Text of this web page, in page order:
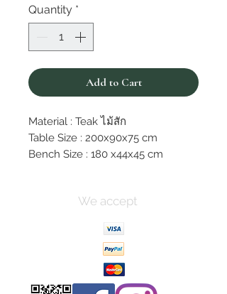
Quantity *
Add to Cart
Material : Teak ไม้สัก
Table Size : 200x90x75 cm
Bench Size : 180 x44x45 cm
We accept